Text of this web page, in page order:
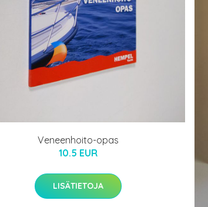
Veneenhoito-opas
10.5 EUR
LISÄTIETOJA